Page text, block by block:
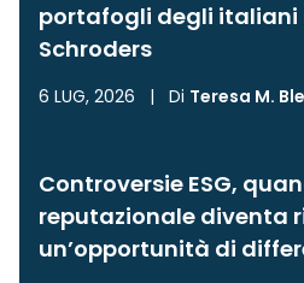
portafogli degli italiani
Schroders
6 LUG, 2026 | Di Teresa M.
Controversie ESG,
reputazionale diventa
un’opportunità di